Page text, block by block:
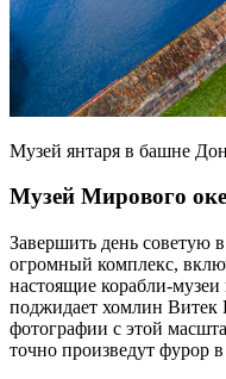
Музей янтаря в башне
Музей Мирового
Завершить день советую
огромный комплекс,
настоящие корабли-
поджидает хомлин
фотографии с этой
точно произведут фурор в